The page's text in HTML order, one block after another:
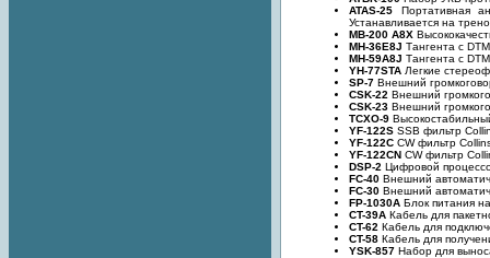
ATAS-25 Портативная
Устанавливается на
MB-200 A8X
MH-36E8J Тангента с
MH-59A8J Тангента с
YH-77STA Легкие
SP-7 Внешний
CSK-22 Внешний
CSK-23 Внешний
TCXO-9
YF-122S SSB фильтр
YF-122C CW фильтр
YF-122CN CW фильтр
DSP-2 Цифровой
FC-40 Внешний
FC-30 Внешний
FP-1030A Блок питания
CT-39A Кабель для
CT-62 Кабель для
CT-58 Кабель для
YSK-857 Набор для